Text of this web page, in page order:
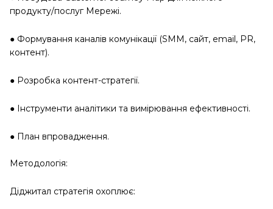
продукту/послуг Мережі.
● Формування каналів комунікації (SMM, сайт, email, PR,
контент).
● Розробка контент-стратегії.
● Інструменти аналітики та вимірювання ефективності.
● План впровадження.
Методологія:
Діджитал стратегія охоплює: